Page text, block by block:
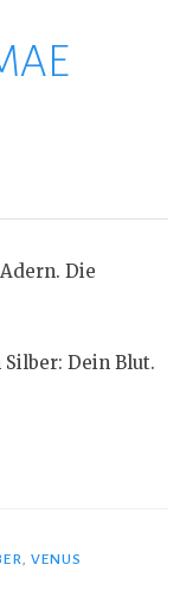
Die
Dein Blut.
VENUS